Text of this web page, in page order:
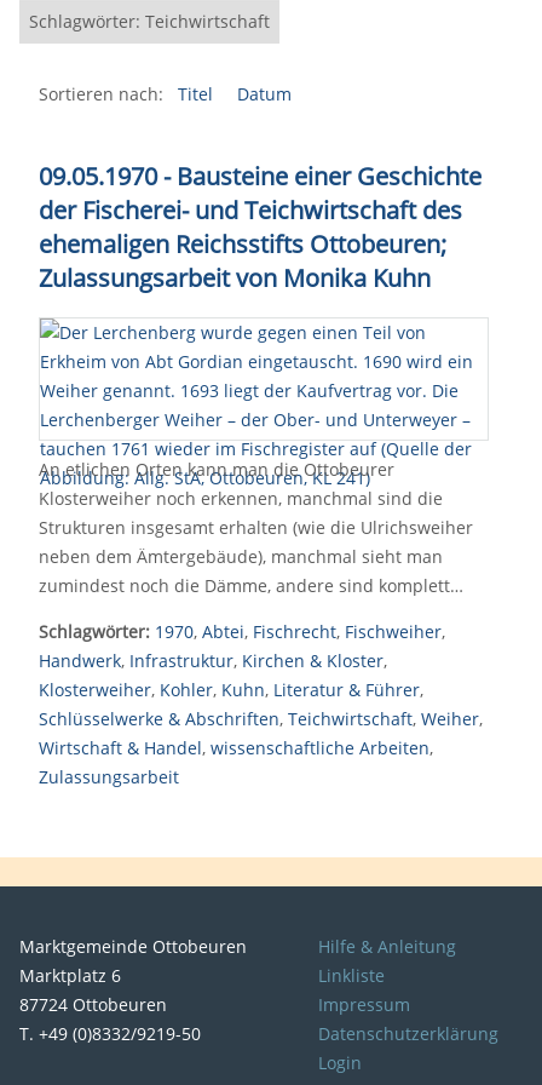
Schlagwörter: Teichwirtschaft
Sortieren nach: Titel Datum
09.05.1970 - Bausteine einer Geschichte
der Fischerei- und Teichwirtschaft des
ehemaligen Reichsstifts Ottobeuren;
Zulassungsarbeit von Monika Kuhn
An etlichen Orten kann man die Ottobeurer
Klosterweiher noch erkennen, manchmal sind die
Strukturen insgesamt erhalten (wie die Ulrichsweiher
neben dem Ämtergebäude), manchmal sieht man
zumindest noch die Dämme, andere sind komplett…
Schlagwörter: 1970, Abtei, Fischrecht, Fischweiher,
Handwerk, Infrastruktur, Kirchen & Kloster,
Klosterweiher, Kohler, Kuhn, Literatur & Führer,
Schlüsselwerke & Abschriften, Teichwirtschaft, Weiher,
Wirtschaft & Handel, wissenschaftliche Arbeiten,
Zulassungsarbeit
Marktgemeinde Ottobeuren
Marktplatz 6
87724 Ottobeuren
T. +49 (0)8332/9219-50
Hilfe & Anleitung
Linkliste
Impressum
Datenschutzerklärung
Login